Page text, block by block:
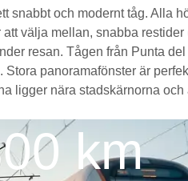
och modernt tåg. Alla
välja mellan, snabba
resan. Tågen från Punta
panoramafönster är
nära stadskärnorna
km